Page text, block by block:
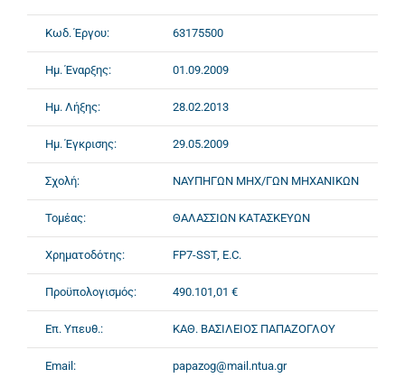
Κωδ. Έργου: 63175500
Ημ. Έναρξης: 01.09.2009
Ημ. Λήξης: 28.02.2013
Ημ. Έγκρισης: 29.05.2009
Σχολή: ΝΑΥΠΗΓΩΝ ΜΗΧ/ΓΩΝ ΜΗΧΑΝΙΚΩΝ
Τομέας: ΘΑΛΑΣΣΙΩΝ ΚΑΤΑΣΚΕΥΩΝ
Χρηματοδότης: FP7-SST, E.C.
Προϋπολογισμός: 490.101,01 €
Επ. Υπευθ.: ΚΑΘ. ΒΑΣΙΛΕΙΟΣ ΠΑΠΑΖΟΓΛΟΥ
Email: papazog@mail.ntua.gr